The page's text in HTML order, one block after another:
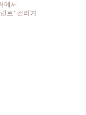
에서
로’ 컬러가